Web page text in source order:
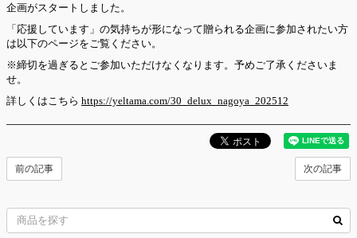
企画がスタートしました。
「応援しています」の気持ちが形になって贈られる企画に参加されたい方
は以下のページをご覧ください。
※締切を過ぎるとご参加いただけなくなります。予めご了承くださいま
せ。
詳しくはこちら https://yeltama.com/30_delux_nagoya_202512
次の記事
前の記事